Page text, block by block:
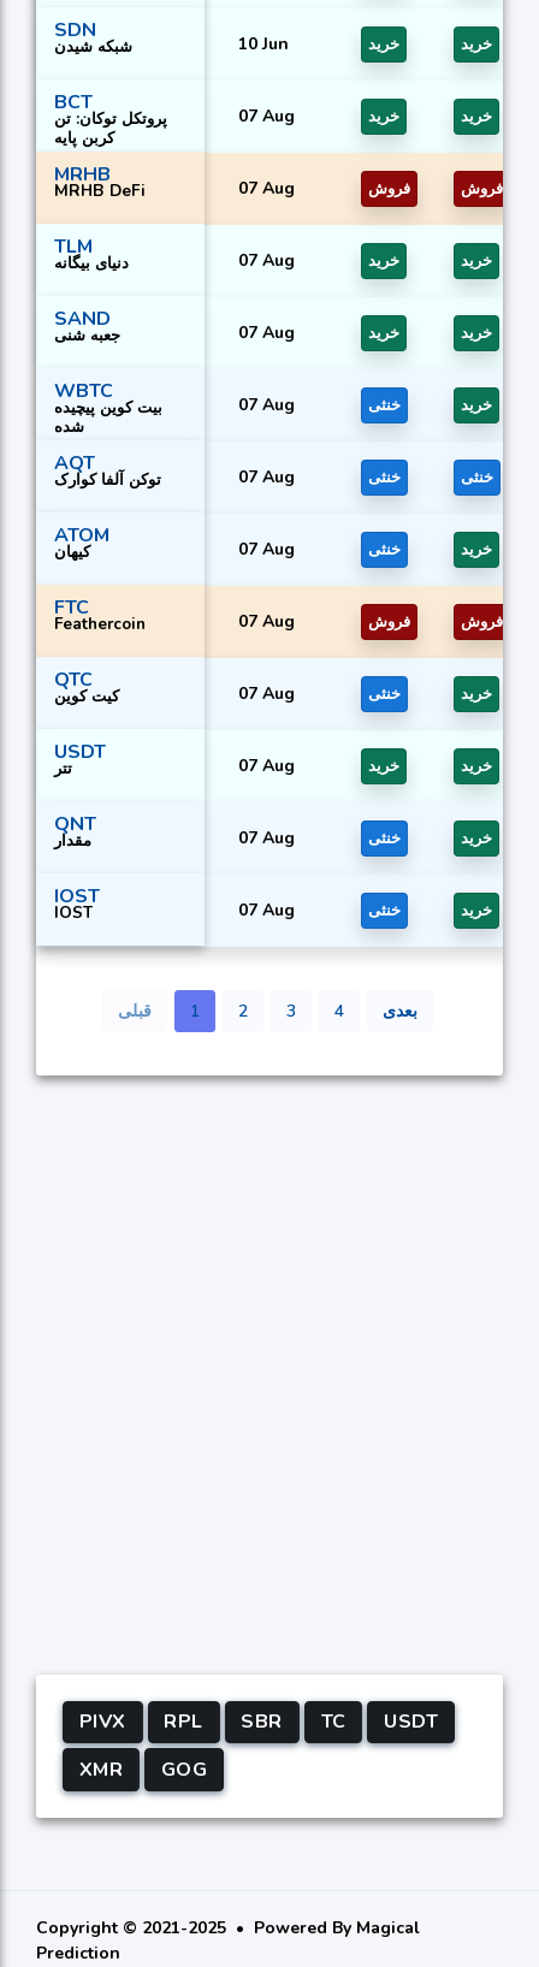
SDN
شبکه شیدن 10 Jun خرید خرید
BCT
پروتکل توکان: تن
کربن پایه
07 Aug خرید خرید
MRHB
MRHB DeFi 07 Aug فروش فروش
TLM
دنیای بیگانه 07 Aug خرید خرید
SAND
جعبه شنی 07 Aug خرید خرید
WBTC
بیت کوین پیچیده
شده
07 Aug خنثی خرید
AQT
توکن آلفا کوارک 07 Aug خنثی خنثی
ATOM
کیهان 07 Aug خنثی خرید
FTC
Feathercoin 07 Aug فروش فروش
QTC
کیت کوین 07 Aug خنثی خرید
USDT
تتر 07 Aug خرید خرید
QNT
مقدار 07 Aug خنثی خرید
IOST
IOST 07 Aug خنثی خرید
قبلی 1 2 3 4 بعدی
PIVX RPL SBR TC
USDT
XMR
GOG
Copyright © 2021-2025 Powered By Magical
Prediction